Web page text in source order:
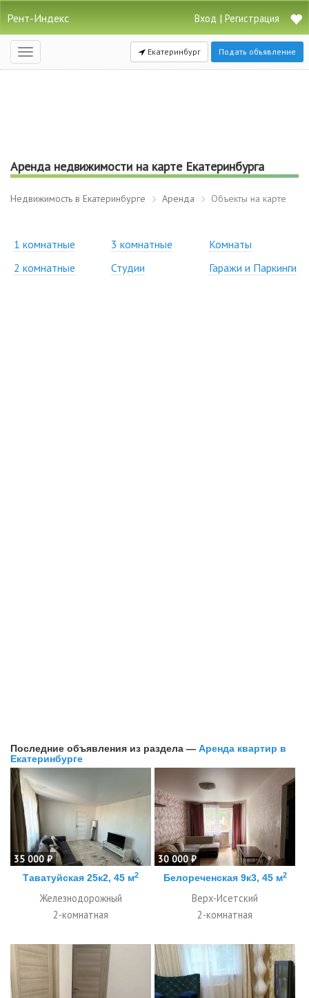
Рент-Индекс Вход | Регистрация
Открыть
навигацию
Екатеринбург Подать объявление
Аренда недвижимости на карте Екатеринбурга
Недвижимость в Екатеринбурге Аренда Объекты на карте
1 комнатные
2 комнатные
3 комнатные
Студии
Комнаты
Гаражи и Паркинги
Последние объявления из раздела — Аренда квартир в
Екатеринбурге
35 000 ₽
Таватуйская 25к2, 45 м2
Железнодорожный
2-комнатная
30 000 ₽
Белореченская 9к3, 45 м2
Верх-Исетский
2-комнатная